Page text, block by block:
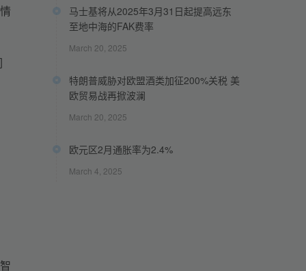
马士基将从2025年3月31日起提高远东
至地中海的FAK费率
March 20, 2025
特朗普威胁对欧盟酒类加征200%关税 美
欧贸易战再掀波澜
March 20, 2025
欧元区2月通胀率为2.4%
March 4, 2025